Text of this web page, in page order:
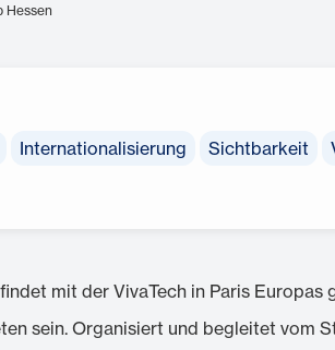
Hessen
Internationalisierung Sichtbarkeit
mit der VivaTech in Paris Europas
sein. Organisiert und begleitet vom